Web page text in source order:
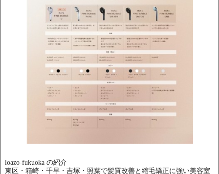
loazo-fukuoka の紹介
東区・箱崎・千早・吉塚・照葉で髪質改善と縮毛矯正に強い美容室